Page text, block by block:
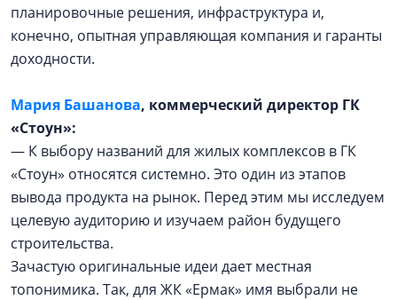
планировочные решения, инфраструктура и,
конечно, опытная управляющая компания и гаранты
доходности.
Мария Башанова, коммерческий директор ГК
«Стоун»:
— К выбору названий для жилых комплексов в ГК
«Стоун» относятся системно. Это один из этапов
вывода продукта на рынок. Перед этим мы исследуем
целевую аудиторию и изучаем район будущего
строительства.
Зачастую оригинальные идеи дает местная
топонимика. Так, для ЖК «Ермак» имя выбрали не